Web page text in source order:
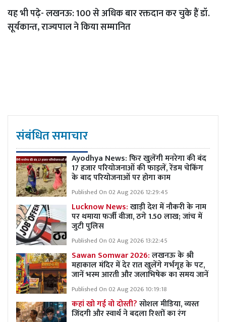
यह भी पढ़े-लखनऊ: 100 से अधिक बार रक्तदान कर चुके हैं डॉ.
सूर्यकान्त, राज्यपाल ने किया सम्मानित
संबंधित समाचार
Ayodhya News: फिर खुलेंगी मनरेगा की बंद
17 हजार परियोजनाओं की फाइलें, रेंडम चेकिंग
के बाद परियोजनाओं पर होगा काम
Published On 02 Aug 2026 12:29:45
Lucknow News:खाड़ी देश में नौकरी के नाम
पर थमाया फर्जी वीजा, ठगे 1.50 लाख; जांच में
जुटी पुलिस
Published On 02 Aug 2026 13:22:45
Sawan Somwar 2026:लखनऊ के श्री
महाकाल मंदिर में देर रात खुलेंगे गर्भगृह के पट,
जानें भस्म आरती और जलाभिषेक का समय जानें
Published On 02 Aug 2026 10:19:18
कहां खो गई वो दोस्ती?सोशल मीडिया, व्यस्त
जिंदगी और स्वार्थ ने बदला रिश्तों का रंग